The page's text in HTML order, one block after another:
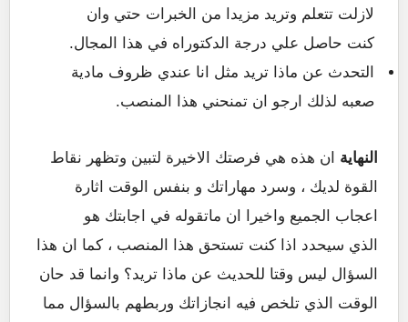
لازلت تتعلم وتريد مزيدا من الخبرات حتي وان
كنت حاصل علي درجة الدكتوراه في هذا المجال.
التحدث عن ماذا تريد مثل انا عندي ظروف مادية
صعبه لذلك ارجو ان تمنحني هذا المنصب.
النهاية ان هذه هي فرصتك الاخيرة لتبين وتظهر نقاط
القوة لديك ، وسرد مهاراتك و بنفس الوقت اثارة
اعجاب الجميع واخيرا ان ماتقوله في اجابتك هو
الذي سيحدد اذا كنت تستحق هذا المنصب ، كما ان هذا
السؤال ليس وقتا للحديث عن ماذا تريد؟ وانما قد حان
الوقت الذي تلخص فيه انجازاتك وربطهم بالسؤال مما